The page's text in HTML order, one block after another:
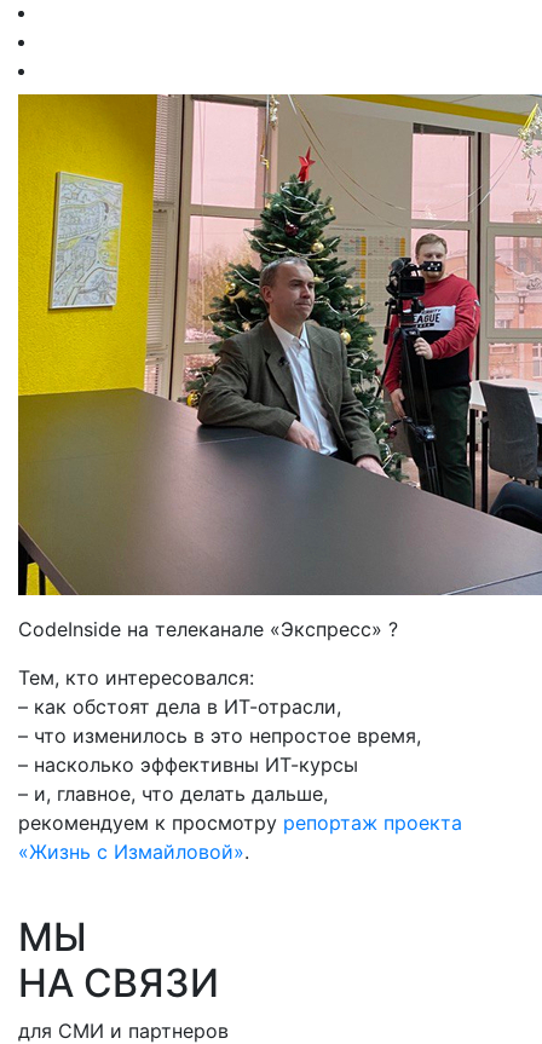
CodeInside на телеканале «Экспресс» ?
Тем, кто интересовался:
– как обстоят дела в ИТ-отрасли,
– что изменилось в это непростое время,
– насколько эффективны ИТ-курсы
– и, главное, что делать дальше,
рекомендуем к просмотру репортаж проекта
«Жизнь с Измайловой».
МЫ
НА СВЯЗИ
для СМИ и партнеров